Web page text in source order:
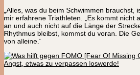
„Alles, was du beim Schwimmen brauchst,
mir erfahrene Triathleten. „Es kommt nicht
an und auch nicht auf die Länge der
Rhythmus bleibst, kommst du voran. Die
von alleine.“